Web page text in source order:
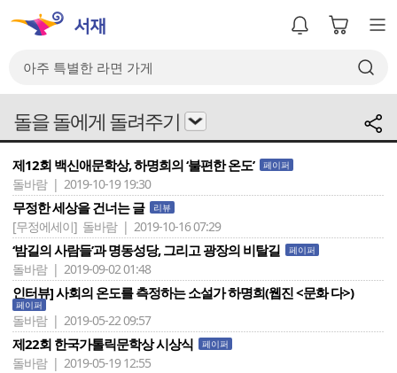
돌을 돌에게 돌려주기
제12회 백신애문학상, 하명희의 ‘불편한 온도’ 페이퍼
돌바람 | 2019-10-19 19:30
무정한 세상을 건너는 글 리뷰
[무정에세이] 돌바람 | 2019-10-16 07:29
‘밤길의 사람들’과 명동성당, 그리고 광장의 비탈길 페이퍼
돌바람 | 2019-09-02 01:48
인터뷰] 사회의 온도를 측정하는 소설가 하명희(웹진 <문화 다>)
페이퍼
돌바람 | 2019-05-22 09:57
제22회 한국가톨릭문학상 시상식 페이퍼
돌바람 | 2019-05-19 12:55